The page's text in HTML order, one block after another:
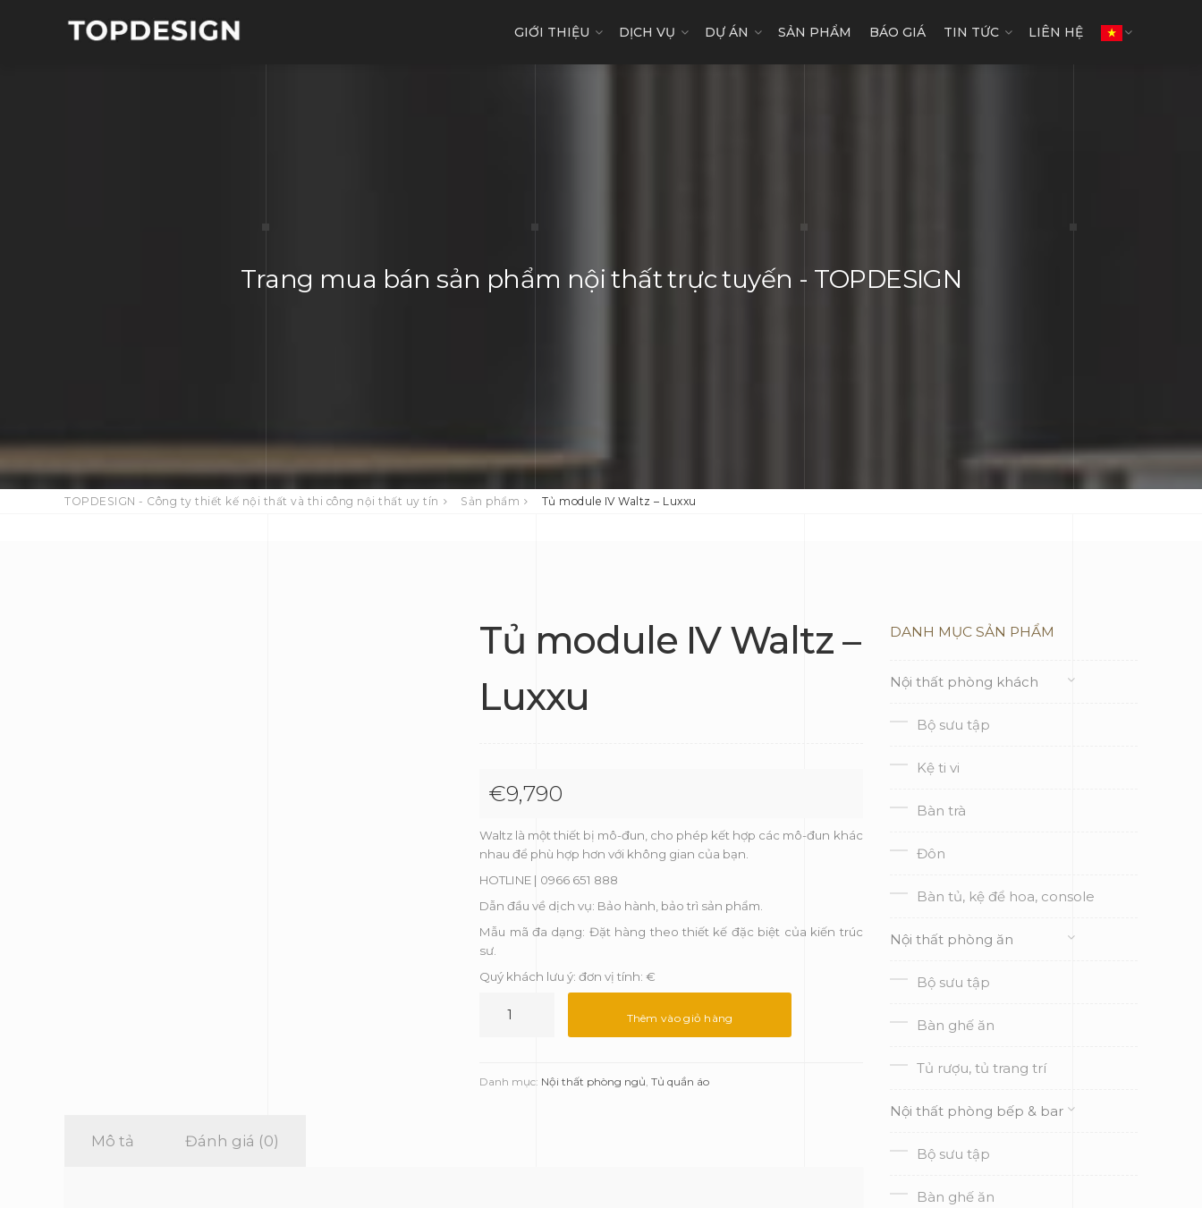
GIỚI THIỆU DỊCH VỤ DỰ ÁN SẢN PHẨM BÁO GIÁ TIN TỨC LIÊN HỆ
Trang mua bán sản phẩm nội thất trực tuyến - TOPDESIGN
TOPDESIGN - Công ty thiết kế nội thất và thi công nội thất uy tín Sản phẩm Tủ module IV Waltz – Luxxu
Tủ module IV Waltz –
Luxxu
€9,790
Waltz là một thiết bị mô-đun, cho phép kết hợp các mô-đun khác
nhau để phù hợp hơn với không gian của bạn.
HOTLINE | 0966 651 888
Dẫn đầu về dịch vụ: Bảo hành, bảo trì sản phẩm.
Mẫu mã đa dạng: Đặt hàng theo thiết kế đặc biệt của kiến trúc
sư.
Quý khách lưu ý: đơn vị tính: €
module
Luxxu
Thêm vào giỏ hàng
Danh mục: Nội thất phòng ngủ,Tủ quần áo
Mô tả Đánh giá (0)
DANH MỤC SẢN PHẨM
Nội thất phòng khách
Bộ sưu tập
Kệ ti vi
Bàn trà
Đôn
Bàn tủ, kệ để hoa, console
Nội thất phòng ăn
Bộ sưu tập
Bàn ghế ăn
Tủ rượu, tủ trang trí
Nội thất phòng bếp & bar
Bộ sưu tập
Bàn ghế ăn